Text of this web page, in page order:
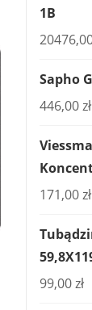
1B
Sapho
446,00zł
171,00zł
99,00zł